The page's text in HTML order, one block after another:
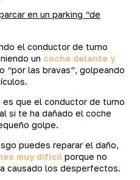
en un parking “de
el conductor de turno
un coche delante y
“por las bravas”, golpeando
que el conductor de turno
si te ha dañado el coche
golpe.
puedes reparar el daño,
muy difícil porque no
causado los desperfectos.